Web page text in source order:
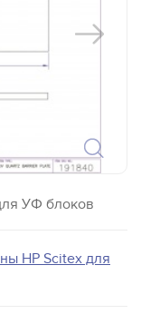
УФ блоков
HP Scitex для